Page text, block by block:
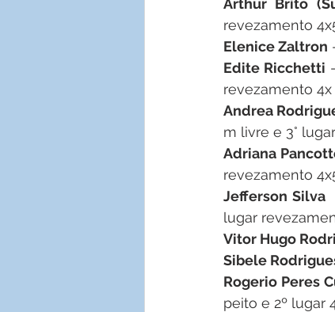
Arthur Brito
revezamento
Elenice Zaltron
Edite Ricchetti
revezamento
Andrea
m livre e 3°
Adriana
revezamento
Jefferson Silva
lugar
Vitor Hugo
Sibele
Rogerio Peres
peito e 2º lugar